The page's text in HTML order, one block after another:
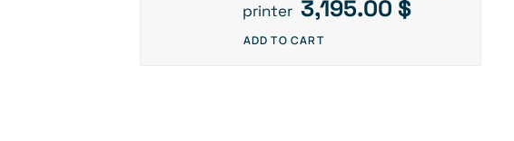
printer 3,195.00 $
ADD TO CART